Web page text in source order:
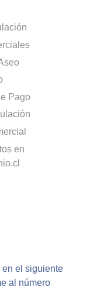
Pago
en
en el siguiente
al número